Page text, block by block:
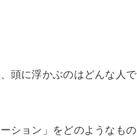
頭に浮かぶのはどんな人で
ション」をどのようなもの